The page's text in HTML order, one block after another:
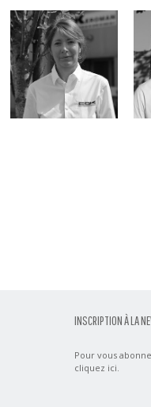
INSCRIPTION À LA
Pour vous
cliquez ici.